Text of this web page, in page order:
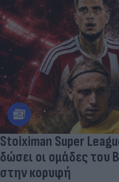
Stoiximan Super
δώσει οι ομάδες του
στην κορυφή